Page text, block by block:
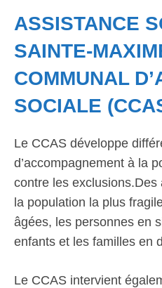
ASSISTANCE
SAINTE-
COMMUNAL
SOCIALE
Le CCAS développe
d’accompagnement à la
contre les
la population la plus
âgées, les personnes en
enfants et les familles en
Le CCAS intervient